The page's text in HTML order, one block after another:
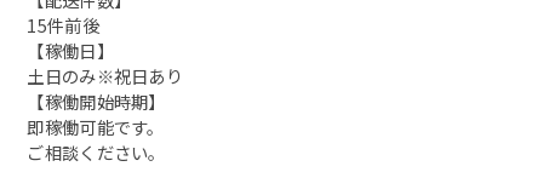
15件前後
【稼働日】
土日のみ※祝日あり
【稼働開始時期】
即稼働可能です。
ご相談ください。